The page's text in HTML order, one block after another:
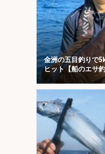
金洲の五目釣りで
ヒット【船のエサ
／静岡】